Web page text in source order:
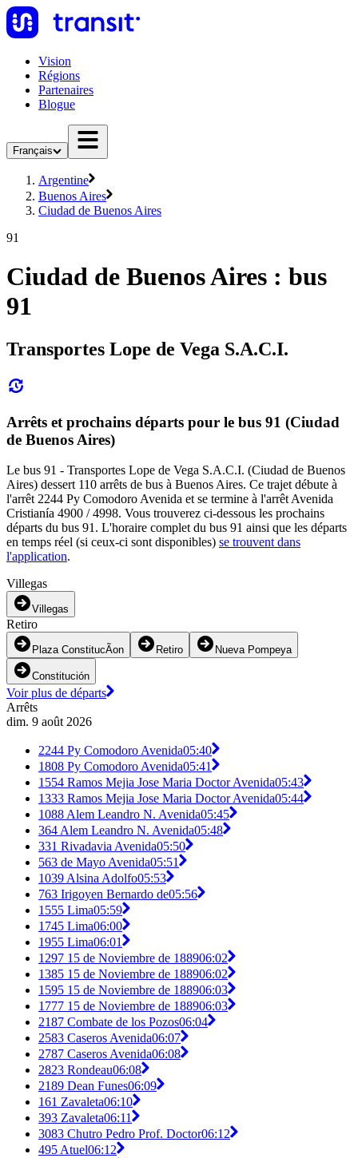
Vision
Régions
Partenaires
Blogue
Français
Argentine
Buenos Aires
Ciudad de Buenos Aires
91
Ciudad de Buenos Aires : bus
91
Transportes Lope de Vega S.A.C.I.
Arrêts et prochains départs pour le bus 91 (Ciudad
de Buenos Aires)
Le bus 91 - Transportes Lope de Vega S.A.C.I. (Ciudad de Buenos
Aires) dessert 110 arrêts de bus à Buenos Aires. Ce trajet débute à
l'arrêt 2244 Py Comodoro Avenida et se termine à l'arrêt Avenida
Cristianía 4900 / 4998. Vous trouverez ci-dessous les prochains
départs du bus 91. L'horaire complet du bus 91 ainsi que les départs
en temps réel (si ceux-ci sont disponibles) se trouvent dans
l'application.
Villegas
Villegas
Retiro
Plaza ConstitucÃ­on Retiro Nueva Pompeya
Constitución
Voir plus de départs
Arrêts
dim. 9 août 2026
2244 Py Comodoro Avenida05:40
1808 Py Comodoro Avenida05:41
1554 Ramos Mejia Jose Maria Doctor Avenida05:43
1333 Ramos Mejia Jose Maria Doctor Avenida05:44
1088 Alem Leandro N. Avenida05:45
364 Alem Leandro N. Avenida05:48
331 Rivadavia Avenida05:50
563 de Mayo Avenida05:51
1039 Alsina Adolfo05:53
763 Irigoyen Bernardo de05:56
1555 Lima05:59
1745 Lima06:00
1955 Lima06:01
1297 15 de Noviembre de 188906:02
1385 15 de Noviembre de 188906:02
1595 15 de Noviembre de 188906:03
1777 15 de Noviembre de 188906:03
2187 Combate de los Pozos06:04
2583 Caseros Avenida06:07
2787 Caseros Avenida06:08
2823 Rondeau06:08
2189 Dean Funes06:09
161 Zavaleta06:10
393 Zavaleta06:11
3083 Chutro Pedro Prof. Doctor06:12
495 Atuel06:12